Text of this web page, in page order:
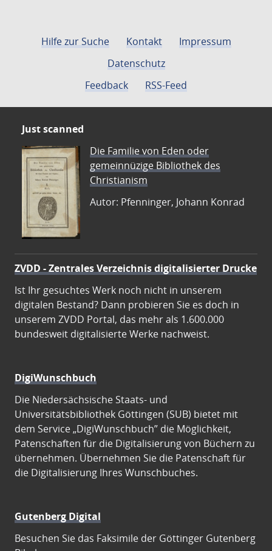
Hilfe zur Suche Kontakt
Impressum
Datenschutz
Feedback
RSS-Feed
Just scanned
Die Familie von Eden oder
gemeinnüzige Bibliothek des
Christianism
Autor: Pfenninger, Johann Konrad
ZVDD - Zentrales Verzeichnis digitalisierter Drucke
Ist Ihr gesuchtes Werk noch nicht in unserem
digitalen Bestand? Dann probieren Sie es doch in
unserem ZVDD Portal, das mehr als 1.600.000
bundesweit digitalisierte Werke nachweist.
DigiWunschbuch
Die Niedersächsische Staats- und
Universitätsbibliothek Göttingen (SUB) bietet mit
dem Service „DigiWunschbuch” die Möglichkeit,
Patenschaften für die Digitalisierung von Büchern zu
übernehmen. Übernehmen Sie die Patenschaft für
die Digitalisierung Ihres Wunschbuches.
Gutenberg Digital
Besuchen Sie das Faksimile der Göttinger Gutenberg